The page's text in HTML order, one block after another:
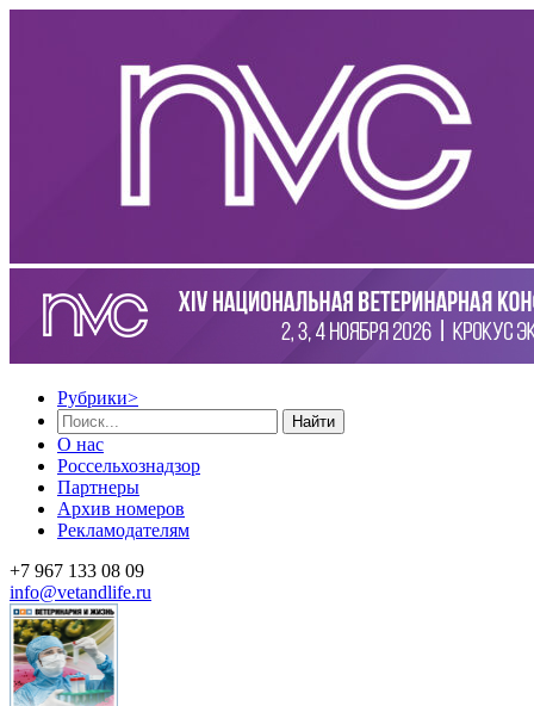
Рубрики>
Найти
О нас
Россельхознадзор
Партнеры
Архив номеров
Рекламодателям
+7 967 133 08 09
info@vetandlife.ru